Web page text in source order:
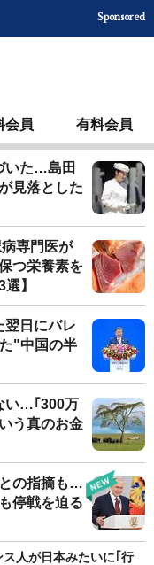
Sponsored
会員 有料会員
いた…島田
見落とした
専門医が
つ栄養素を
】
翌日にバレ
"中国の半
い…｢300万
う真のお金
の指摘も…
停戦を迫る
人が日本みたいに｢行